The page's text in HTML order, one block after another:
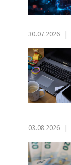
30.07.2026
03.08.2026